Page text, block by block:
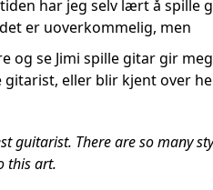
har jeg selv lært å spille
er uoverkommelig, men
og se Jimi spille gitar gir
gitarist, eller blir kjent over
guitarist. There are so many
this art.